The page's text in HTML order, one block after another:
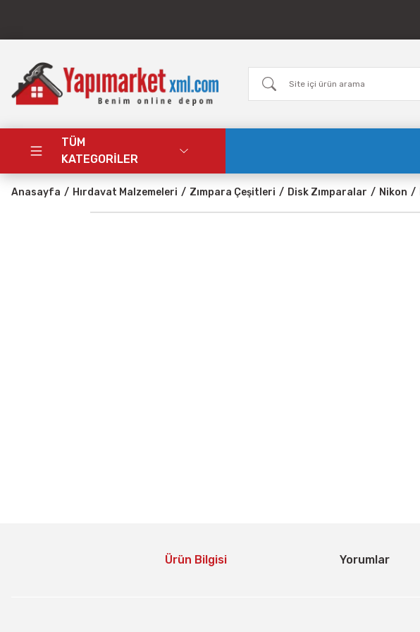
TÜM
KATEGORİLER
Anasayfa Hırdavat Malzemeleri Zımpara Çeşitleri Disk Zımparalar Nikon
Ürün Bilgisi Yorumlar